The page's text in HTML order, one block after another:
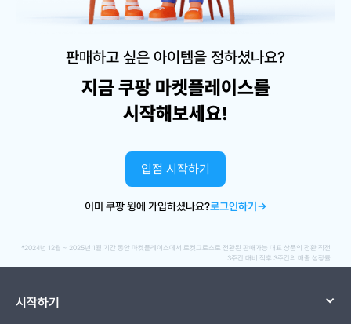
판매하고 싶은 아이템을 정하셨나요?
지금 쿠팡 마켓플레이스를
시작해보세요!
입점 시작하기
이미 쿠팡 윙에 가입하셨나요?로그인하기→
*2024년 12월 ~ 2025년 1월 기간 동안 마켓플레이스에서 로켓그로스로 전환된 판매가능 대표 상품의 전환 직전
3주간 대비 직후 3주간의 매출 성장률
시작하기